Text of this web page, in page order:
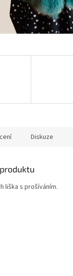
Diskuze
liška s prošíváním.